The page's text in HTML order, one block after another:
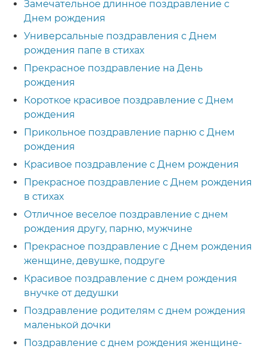
Замечательное длинное поздравление с
Днем рождения
Универсальные поздравления с Днем
рождения папе в стихах
Прекрасное поздравление на День
рождения
Короткое красивое поздравление с Днем
рождения
Прикольное поздравление парню с Днем
рождения
Красивое поздравление с Днем рождения
Прекрасное поздравление с Днем рождения
в стихах
Отличное веселое поздравление с днем
рождения другу, парню, мужчине
Прекрасное поздравление с Днем рождения
женщине, девушке, подруге
Красивое поздравление с днем рождения
внучке от дедушки
Поздравление родителям с днем рождения
маленькой дочки
Поздравление с днем рождения женщине-